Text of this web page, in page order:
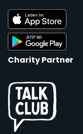
Charity Partner